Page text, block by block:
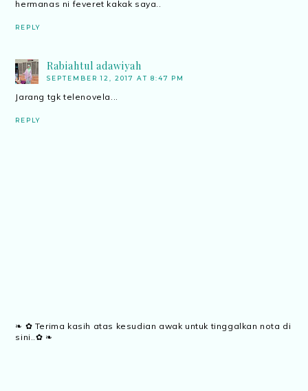
hermanas ni feveret kakak saya..
REPLY
Rabiahtul adawiyah
SEPTEMBER 12, 2017 AT 8:47 PM
Jarang tgk telenovela...
REPLY
❧ ✿ Terima kasih atas kesudian awak untuk tinggalkan nota di
sini..✿ ❧